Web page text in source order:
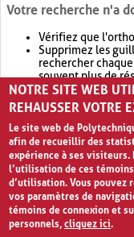
Votre recherche n'a
Vérifiez que
Supprimez les
rechercher
souvent plus de
Envisagez
retournera
NOTRE SITE WEB
REHAUSSER VOTRE
Le site web de
afin de recueillir des
expérience à ses visiteurs.
l’utilisation de ces
d’utilisation. Vous pouvez
vos paramètres de
témoins de connexion et
personnels,cliquez ici.